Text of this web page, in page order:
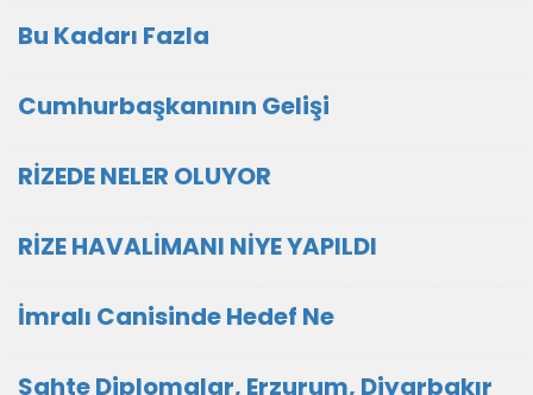
Bu Kadarı Fazla
Cumhurbaşkanının Gelişi
RİZEDE NELER OLUYOR
RİZE HAVALİMANI NİYE YAPILDI
İmralı Canisinde Hedef Ne
Sahte Diplomalar, Erzurum, Diyarbakır